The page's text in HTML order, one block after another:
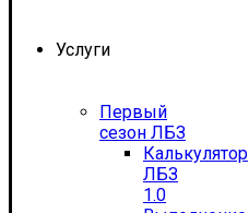
Услуги
Первый
сезон ЛБЗ
Калькулятор
ЛБЗ
1.0